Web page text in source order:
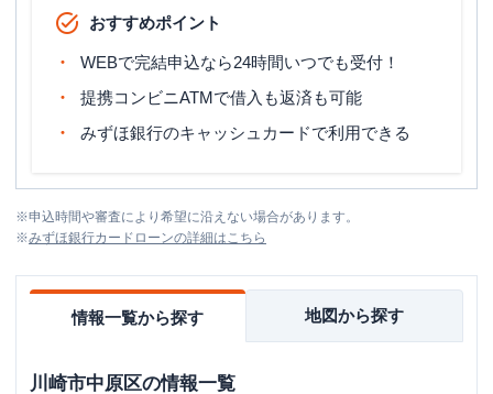
おすすめポイント
WEBで完結申込なら24時間いつでも受付！
提携コンビニATMで借入も返済も可能
みずほ銀行のキャッシュカードで利用できる
※申込時間や審査により希望に沿えない場合があります。
※みずほ銀行カードローンの詳細はこちら
情報一覧から探す 地図から探す
川崎市中原区の情報一覧